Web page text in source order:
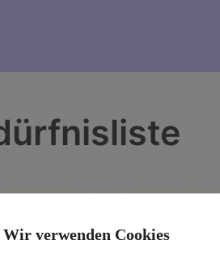
Wir verwenden Cookies